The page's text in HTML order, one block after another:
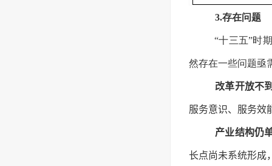
3.存在问题
“十三五”时
然存在一些问题亟
改革开放不
服务意识、服务效
产业结构仍
长点尚未系统形成